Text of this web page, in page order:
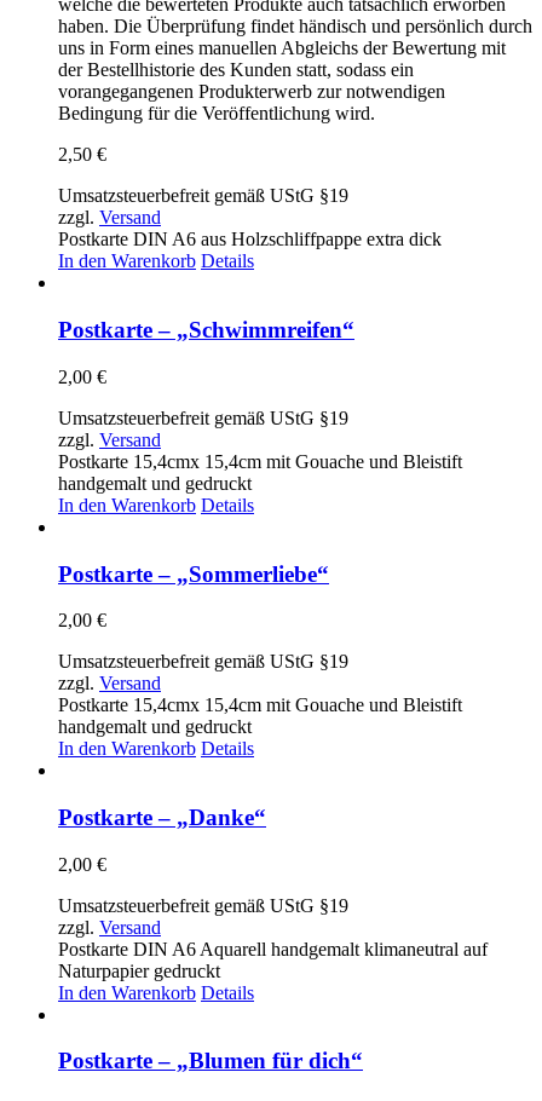
welche die bewerteten Produkte auch tatsächlich erworben
haben. Die Überprüfung findet händisch und persönlich durch
uns in Form eines manuellen Abgleichs der Bewertung mit
der Bestellhistorie des Kunden statt, sodass ein
vorangegangenen Produkterwerb zur notwendigen
Bedingung für die Veröffentlichung wird.
2,50 €
Umsatzsteuerbefreit gemäß UStG §19
zzgl. Versand
Postkarte DIN A6 aus Holzschliffpappe extra dick
In den Warenkorb Details
Postkarte – „Schwimmreifen“
2,00 €
Umsatzsteuerbefreit gemäß UStG §19
zzgl. Versand
Postkarte 15,4cmx 15,4cm mit Gouache und Bleistift
handgemalt und gedruckt
In den Warenkorb Details
Postkarte – „Sommerliebe“
2,00 €
Umsatzsteuerbefreit gemäß UStG §19
zzgl. Versand
Postkarte 15,4cmx 15,4cm mit Gouache und Bleistift
handgemalt und gedruckt
In den Warenkorb Details
Postkarte – „Danke“
2,00 €
Umsatzsteuerbefreit gemäß UStG §19
zzgl. Versand
Postkarte DIN A6 Aquarell handgemalt klimaneutral auf
Naturpapier gedruckt
In den Warenkorb Details
Postkarte – „Blumen für dich“